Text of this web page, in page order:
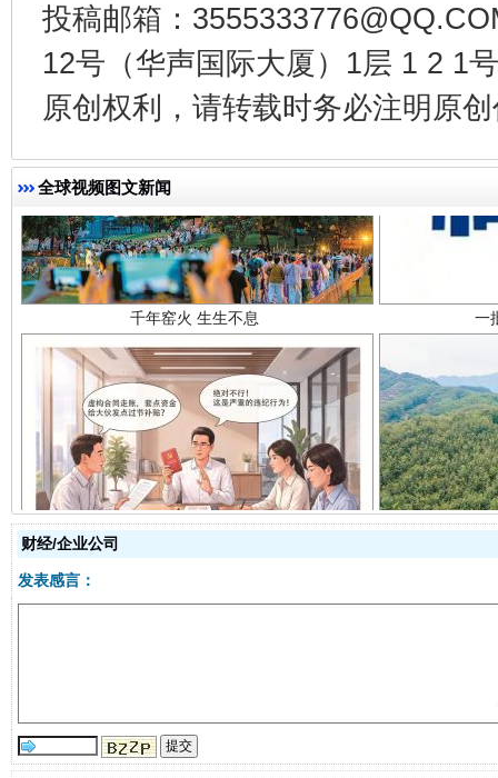
投稿邮箱：
12号（华声国际大厦）1层 1 2 1
原创权利，请转载时务必注明原
全球视频图文新闻千年窑火 生生不息
揭开“小金库”的免责幌子
财经/企业公司
发表感言：